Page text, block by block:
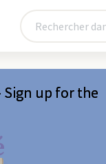
Sign up for the